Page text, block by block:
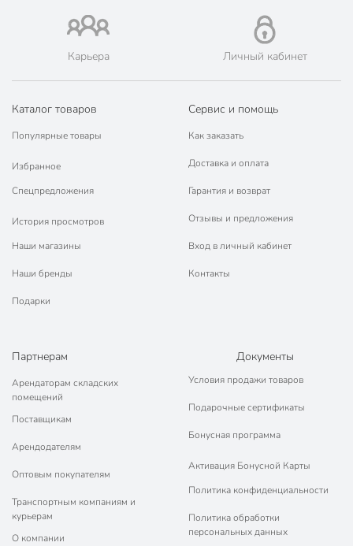
с толстым дном
с ручкой
Тип
гриль
сковородка с
Назначение
для курицы
Совместимые плиты
для газовых плит
плит
для духовки
стеклокерамических
Гарантия производителя, мес
36
Модель
Байкал
Вес в упаковке
1.92 кг
Габариты упаковки
50 x 29 x 8 см
Карьера Личный кабинет
Каталог товаров
Популярные товары
Избранное
Спецпредложения
История просмотров
Наши магазины
Наши бренды
Подарки
Сервис и помощь
Как заказать
Доставка и оплата
Гарантия и возврат
Отзывы и предложения
Вход в личный кабинет
Контакты
Партнерам
Арендаторам складских
помещений
Поставщикам
Арендодателям
Оптовым покупателям
Транспортным компаниям и
курьерам
О компании
Документы
Условия продажи товаров
Подарочные сертификаты
Бонусная программа
Активация Бонусной Карты
Политика конфиденциальности
Политика обработки
персональных данных